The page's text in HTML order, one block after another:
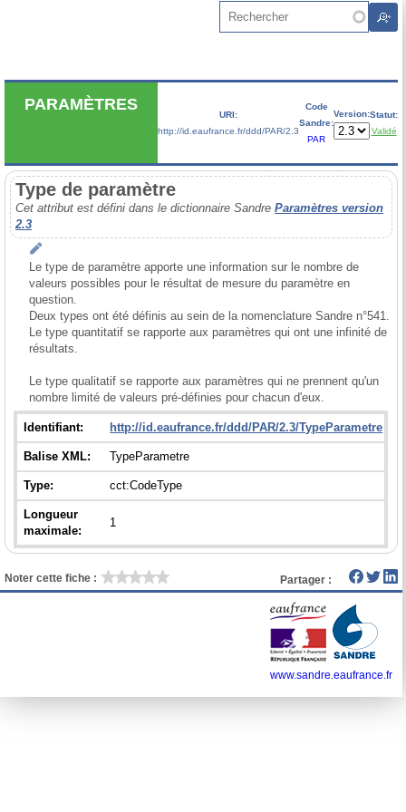
Rechercher
PARAMÈTRES
URI:
http://id.eaufrance.fr/ddd/PAR/2.3
Code
Sandre:
PAR
Version:Statut:
Validé
Noter cette fiche : Partager :
Type de paramètre
Cet attribut est défini dans le dictionnaire Sandre Paramètres version
2.3
Le type de paramètre apporte une information sur le nombre de
valeurs possibles pour le résultat de mesure du paramètre en
question.
Deux types ont été définis au sein de la nomenclature Sandre n°541.
Le type quantitatif se rapporte aux paramètres qui ont une infinité de
résultats.
Le type qualitatif se rapporte aux paramètres qui ne prennent qu'un
nombre limité de valeurs pré-définies pour chacun d'eux.
Identifiant: http://id.eaufrance.fr/ddd/PAR/2.3/TypeParametre
Balise XML: TypeParametre
Type: cct:CodeType
Longueur
maximale:
1
www.sandre.eaufrance.fr